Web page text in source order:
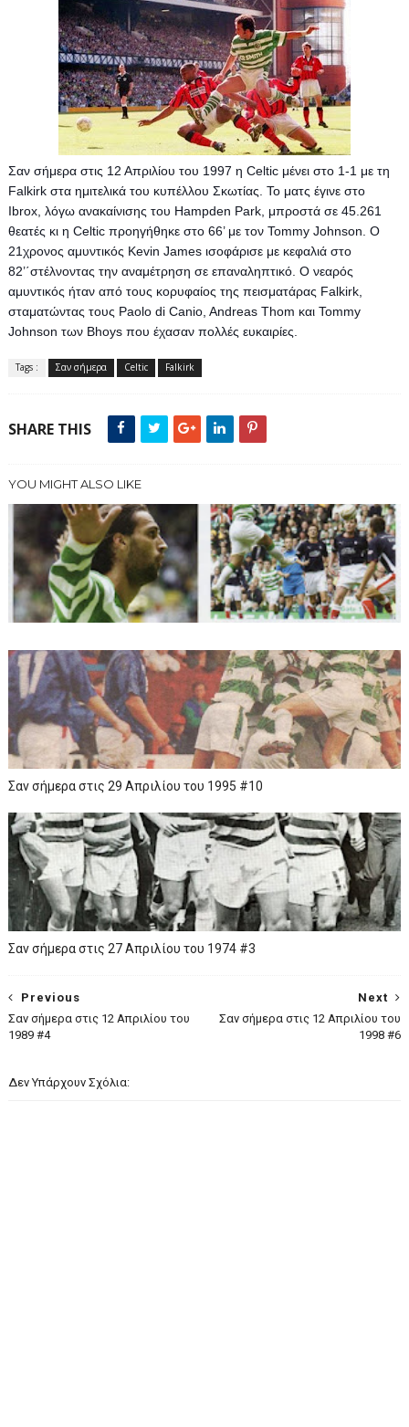
Σαν σήμερα στις 12 Απριλίου του 1997 η Celtic μένει στο 1-1 με τη
Falkirk στα ημιτελικά του κυπέλλου Σκωτίας. Το ματς έγινε στο
Ibrox, λόγω ανακαίνισης του Hampden Park, μπροστά σε 45.261
θεατές κι η Celtic προηγήθηκε στο 66’ με τον Tommy Johnson. Ο
21χρονος αμυντικός Kevin James ισοφάρισε με κεφαλιά στο
82’΄στέλνοντας την αναμέτρηση σε επαναληπτικό. Ο νεαρός
αμυντικός ήταν από τους κορυφαίος της πεισματάρας Falkirk,
σταματώντας τους Paolo di Canio, Andreas Thom και Tommy
Johnson των Bhoys που έχασαν πολλές ευκαιρίες.
Tags : Σαν σήμερα Celtic Falkirk
SHARE THIS
YOU MIGHT ALSO LIKE
Σαν σήμερα στις 29 Απριλίου του 1995 #10
Σαν σήμερα στις 27 Απριλίου του 1974 #3
Next
Σαν σήμερα στις 12 Απριλίου του
1998 #6
Previous
Σαν σήμερα στις 12 Απριλίου του
1989 #4
Δεν Υπάρχουν Σχόλια: